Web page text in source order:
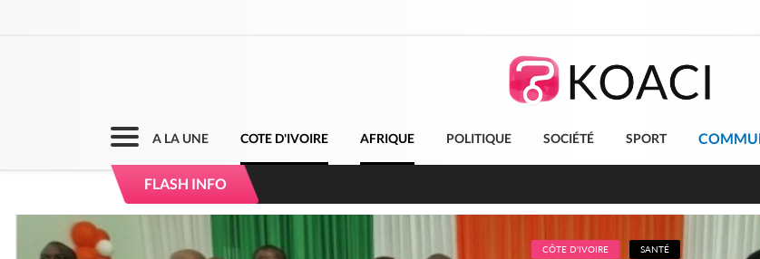
A LA UNE COTE D'IVOIRE AFRIQUE POLITIQUE SOCIÉTÉ SPORT
FLASH INFO
dépigmentants dangereux
CÔTE D'IVOIRE SANTÉ